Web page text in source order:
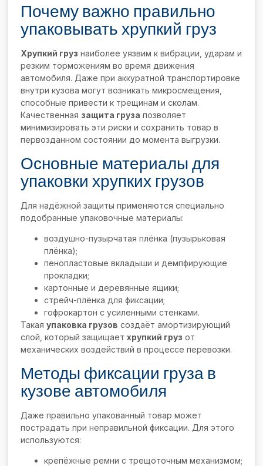
Почему важно правильно
упаковывать хрупкий груз
Хрупкий груз наиболее уязвим к вибрации, ударам и
резким торможениям во время движения
автомобиля. Даже при аккуратной транспортировке
внутри кузова могут возникать микросмещения,
способные привести к трещинам и сколам.
Качественная защита груза позволяет
минимизировать эти риски и сохранить товар в
первозданном состоянии до момента выгрузки.
Основные материалы для
упаковки хрупких грузов
Для надёжной защиты применяются специально
подобранные упаковочные материалы:
воздушно-пузырчатая плёнка (пузырьковая
плёнка);
пенопластовые вкладыши и демпфирующие
прокладки;
картонные и деревянные ящики;
стрейч-плёнка для фиксации;
гофрокартон с усиленными стенками.
Такая упаковка грузов создаёт амортизирующий
слой, который защищает хрупкий груз от
механических воздействий в процессе перевозки.
Методы фиксации груза в
кузове автомобиля
Даже правильно упакованный товар может
пострадать при неправильной фиксации. Для этого
используются:
крепёжные ремни с трещоточным механизмом;